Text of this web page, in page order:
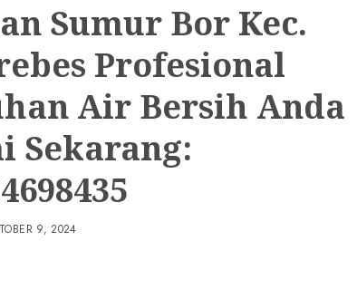
Sumur Bor Kec.
Profesional
Air Bersih Anda
Sekarang:
9, 2024